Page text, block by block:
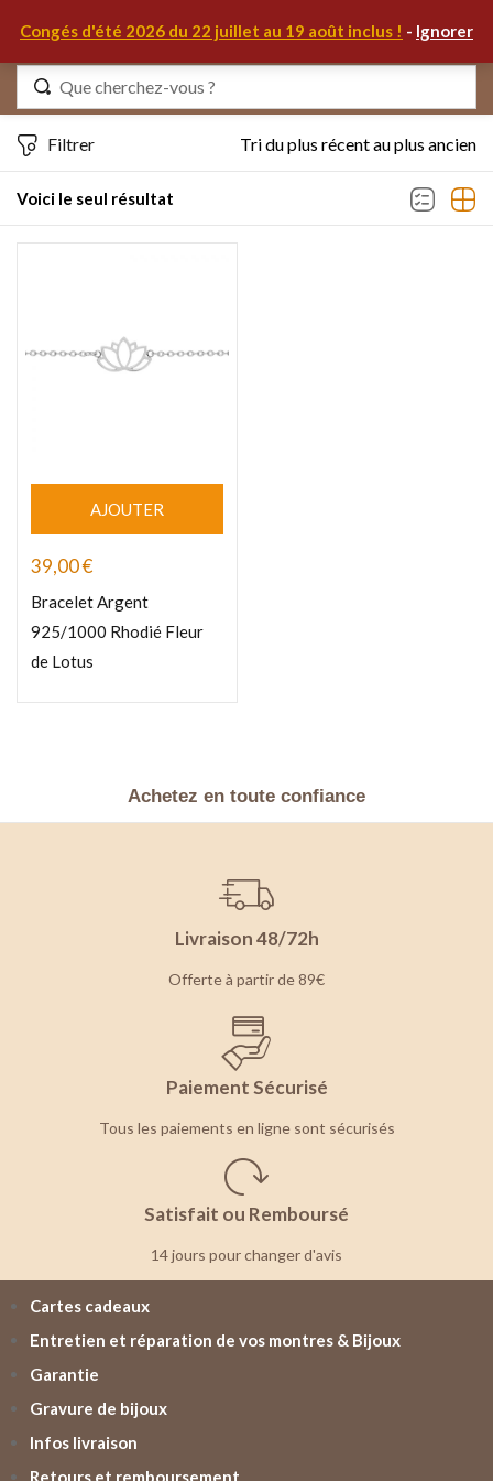
Congés d'été 2026 du 22 juillet au 19 août inclus ! - Ignorer
Voici le seul résultat
Filtrer Tri du plus récent au plus ancien
AJOUTER
39,00€
Bracelet Argent
925/1000 Rhodié Fleur
de Lotus
Achetez en toute confiance
Livraison 48/72h
Offerte à partir de 89€
Paiement Sécurisé
Tous les paiements en ligne sont sécurisés
Satisfait ou Remboursé
14 jours pour changer d'avis
Cartes cadeaux
Entretien et réparation de vos montres & Bijoux
Garantie
Gravure de bijoux
Infos livraison
Retours et remboursement
Identifiez-vous